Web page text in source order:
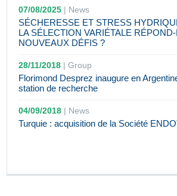
07/08/2025 | News
SÉCHERESSE ET STRESS
LA SÉLECTION VARIÉTALE
NOUVEAUX DÉFIS ?
28/11/2018 |Group
Florimond Desprez inaugure en
station de recherche
04/09/2018 | News
Turquie : acquisition de la Société